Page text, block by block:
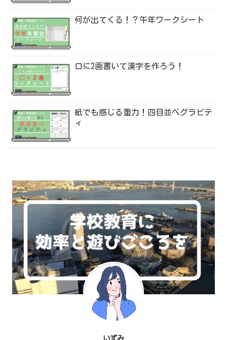
何が出てくる！？午年ワークシート
口に2画書いて漢字を作ろう！
紙でも感じる重力！四目並べグラビテ
ィ
いずみ